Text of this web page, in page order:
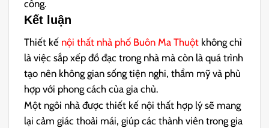
công.
Kết luận
Thiết kế nội thất nhà phố Buôn Ma Thuột không chỉ
là việc sắp xếp đồ đạc trong nhà mà còn là quá trình
tạo nên không gian sống tiện nghi, thẩm mỹ và phù
hợp với phong cách của gia chủ.
Một ngôi nhà được thiết kế nội thất hợp lý sẽ mang
lại cảm giác thoải mái, giúp các thành viên trong gia